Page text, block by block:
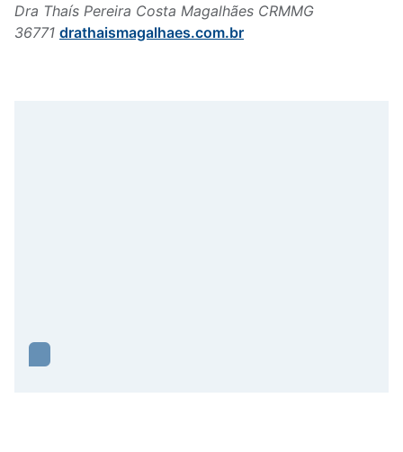
Dra Thaís Pereira Costa Magalhães CRMMG
36771 drathaismagalhaes.com.br